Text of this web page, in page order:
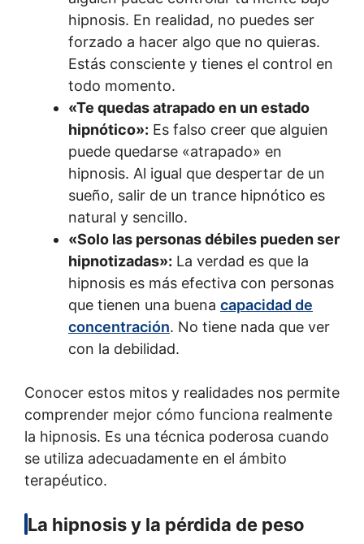
hipnosis. En realidad, no puedes ser
forzado a hacer algo que no quieras.
Estás consciente y tienes el control en
todo momento.
«Te quedas atrapado en un estado
hipnótico»: Es falso creer que alguien
puede quedarse «atrapado» en
hipnosis. Al igual que despertar de un
sueño, salir de un trance hipnótico es
natural y sencillo.
«Solo las personas débiles pueden ser
hipnotizadas»: La verdad es que la
hipnosis es más efectiva con personas
que tienen una buena capacidad de
concentración. No tiene nada que ver
con la debilidad.
Conocer estos mitos y realidades nos permite
comprender mejor cómo funciona realmente
la hipnosis. Es una técnica poderosa cuando
se utiliza adecuadamente en el ámbito
terapéutico.
La hipnosis y la pérdida de peso